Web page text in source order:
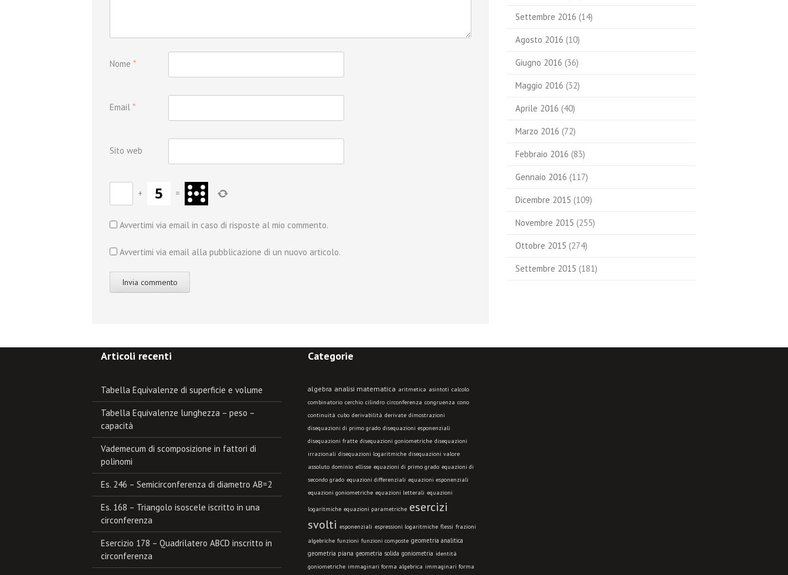
Nome *
Email *
Sito web
+ =
Avvertimi via email in caso di risposte al mio commento.
Avvertimi via email alla pubblicazione di un nuovo articolo.
Settembre 2016 (14)
Agosto 2016 (10)
Giugno 2016 (36)
Maggio 2016 (32)
Aprile 2016 (40)
Marzo 2016 (72)
Febbraio 2016 (83)
Gennaio 2016 (117)
Dicembre 2015 (109)
Novembre 2015 (255)
Ottobre 2015 (274)
Settembre 2015 (181)
Articoli recenti
Tabella Equivalenze di superficie e volume
Tabella Equivalenze lunghezza – peso –
capacità
Vademecum di scomposizione in fattori di
polinomi
Es. 246 – Semicirconferenza di diametro AB=2
Es. 168 – Triangolo isoscele iscritto in una
circonferenza
Esercizio 178 – Quadrilatero ABCD inscritto in
circonferenza
Categorie
algebra analisi matematica aritmetica asintoti calcolo
combinatorio cerchio cilindro circonferenza congruenza cono
continuità cubo derivabilità derivate dimostrazioni
disequazioni di primo grado disequazioni esponenziali
disequazioni fratte disequazioni goniometriche disequazioni
irrazionali disequazioni logaritmiche disequazioni valore
assoluto dominio ellisse equazioni di primo grado equazioni di
secondo grado equazioni differenziali equazioni esponenziali
equazioni goniometriche equazioni letterali equazioni
logaritmiche equazioni parametriche esercizi
svolti esponenziali espressioni logaritmiche flessi frazioni
algebriche funzioni funzioni composte geometria analitica
geometria piana geometria solida goniometria identità
goniometriche immaginari forma algebrica immaginari forma